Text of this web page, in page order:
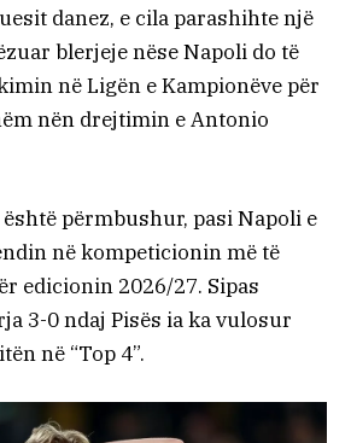
danez, e cila parashihte një
blerjeje nëse Napoli do të
në Ligën e Kampionëve për
nën drejtimin e Antonio
përmbushur, pasi Napoli e
në kompeticionin më të
edicionin 2026/27. Sipas
3-0 ndaj Pisës ia ka vulosur
në “Top 4”.